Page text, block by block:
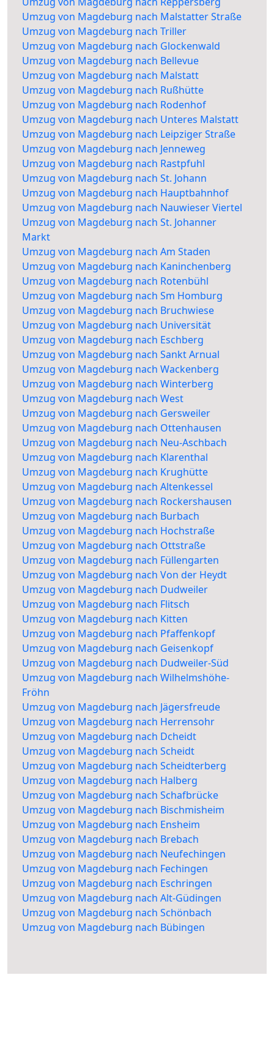
Umzug von Magdeburg nach Malstatter Straße
Umzug von Magdeburg nach Triller
Umzug von Magdeburg nach Glockenwald
Umzug von Magdeburg nach Bellevue
Umzug von Magdeburg nach Malstatt
Umzug von Magdeburg nach Rußhütte
Umzug von Magdeburg nach Rodenhof
Umzug von Magdeburg nach Unteres Malstatt
Umzug von Magdeburg nach Leipziger Straße
Umzug von Magdeburg nach Jenneweg
Umzug von Magdeburg nach Rastpfuhl
Umzug von Magdeburg nach St. Johann
Umzug von Magdeburg nach Hauptbahnhof
Umzug von Magdeburg nach Nauwieser Viertel
Umzug von Magdeburg nach St. Johanner
Markt
Umzug von Magdeburg nach Am Staden
Umzug von Magdeburg nach Kaninchenberg
Umzug von Magdeburg nach Rotenbühl
Umzug von Magdeburg nach Sm Homburg
Umzug von Magdeburg nach Bruchwiese
Umzug von Magdeburg nach Universität
Umzug von Magdeburg nach Eschberg
Umzug von Magdeburg nach Sankt Arnual
Umzug von Magdeburg nach Wackenberg
Umzug von Magdeburg nach Winterberg
Umzug von Magdeburg nach West
Umzug von Magdeburg nach Gersweiler
Umzug von Magdeburg nach Ottenhausen
Umzug von Magdeburg nach Neu-Aschbach
Umzug von Magdeburg nach Klarenthal
Umzug von Magdeburg nach Krughütte
Umzug von Magdeburg nach Altenkessel
Umzug von Magdeburg nach Rockershausen
Umzug von Magdeburg nach Burbach
Umzug von Magdeburg nach Hochstraße
Umzug von Magdeburg nach Ottstraße
Umzug von Magdeburg nach Füllengarten
Umzug von Magdeburg nach Von der Heydt
Umzug von Magdeburg nach Dudweiler
Umzug von Magdeburg nach Flitsch
Umzug von Magdeburg nach Kitten
Umzug von Magdeburg nach Pfaffenkopf
Umzug von Magdeburg nach Geisenkopf
Umzug von Magdeburg nach Dudweiler-Süd
Umzug von Magdeburg nach Wilhelmshöhe-
Fröhn
Umzug von Magdeburg nach Jägersfreude
Umzug von Magdeburg nach Herrensohr
Umzug von Magdeburg nach Dcheidt
Umzug von Magdeburg nach Scheidt
Umzug von Magdeburg nach Scheidterberg
Umzug von Magdeburg nach Halberg
Umzug von Magdeburg nach Schafbrücke
Umzug von Magdeburg nach Bischmisheim
Umzug von Magdeburg nach Ensheim
Umzug von Magdeburg nach Brebach
Umzug von Magdeburg nach Neufechingen
Umzug von Magdeburg nach Fechingen
Umzug von Magdeburg nach Eschringen
Umzug von Magdeburg nach Alt-Güdingen
Umzug von Magdeburg nach Schönbach
Umzug von Magdeburg nach Bübingen